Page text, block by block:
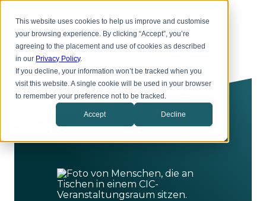
This website uses cookies to help us improve and customise
your browsing experience. By clicking “Accept”, you’re
agreeing to the placement and use of cookies as described
in our Privacy Policy.
If you decline, your information won’t be tracked when you
visit this website. A single cookie will be used in your browser
to remember your preference not to be tracked.
Accept Decline
Hauptinhalt
springen